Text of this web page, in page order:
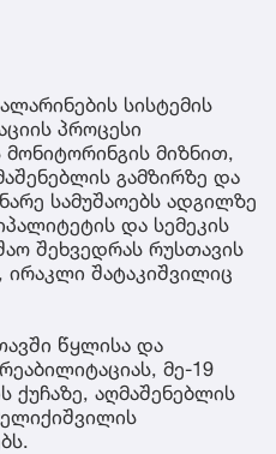
სისტემის
პროცესი
მიზნით,
გამზირზე და
სამუშაოებს ადგილზე
და სემეკის
შეხვედრას რუსთავის
შატაკიშვილიც
წყლისა და
მე-19
ქუჩაზე, აღმაშენებლის